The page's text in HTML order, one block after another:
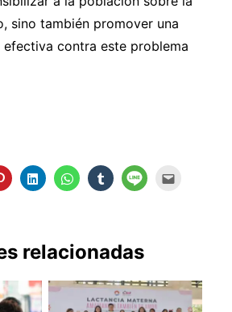
sino también promover una
contra este problema
relacionadas